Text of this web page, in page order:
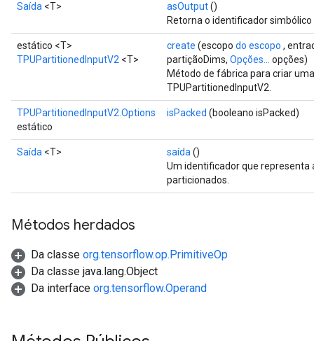
Saída <T> asOutput()
Retorna o identificador
estático <T>
TPUPartitionedInputV2 <T>
create (escopo do escopo ,
partiçãoDims, Opções...
opções)
Método de fábrica para criar
TPUPartitionedInputV2.
TPUPartitionedInputV2.Options
estático
isPacked (booleano isPacked)
Saída <T> saída ()
Um identificador que
particionados.
Métodos herdados
Da classe org.tensorflow.op.PrimitiveOp
Da classe java.lang.Object
Da interface org.tensorflow.Operand